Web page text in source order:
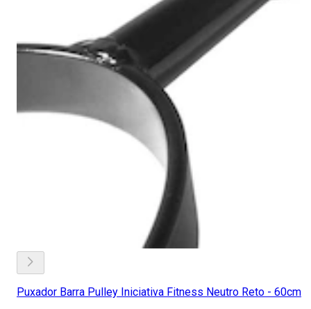
Puxador Barra Pulley Iniciativa Fitness Neutro Reto - 60cm